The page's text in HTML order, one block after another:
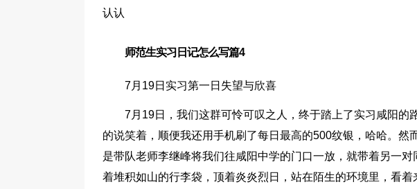
认认
师范生实习日记怎么写篇4
7月19日实习第一日失望与欣喜
7月19日，我们这群可怜可叹之人，终于踏上了实习咸阳的
的说笑着，顺便我还用手机刷了每日最高的500纹银，哈哈。然
是带队老师李继峰将我们往咸阳中学的门口一放，就带着另一
着堆积如山的行李袋，顶着炎炎烈日，站在陌生的环境里，看着